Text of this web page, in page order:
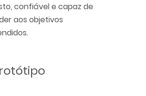
confiável e capaz de
aos objetivos